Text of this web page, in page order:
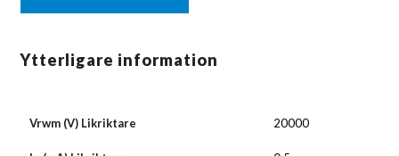
Ytterligare information
Vrwm (V) Likriktare 20000